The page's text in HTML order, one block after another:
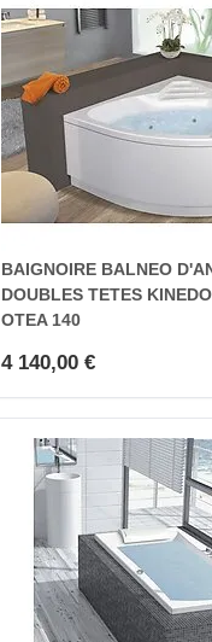
BAIGNOIRE BALNEO
DOUBLES TETES
OTEA 140
4 140,00 €